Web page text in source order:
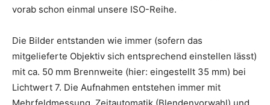
vorab schon einmal unsere ISO-Reihe.
Die Bilder entstanden wie immer (sofern das
mitgelieferte Objektiv sich entsprechend einstellen lässt)
mit ca. 50 mm Brennweite (hier: eingestellt 35 mm) bei
Lichtwert 7. Die Aufnahmen entstehen immer mit